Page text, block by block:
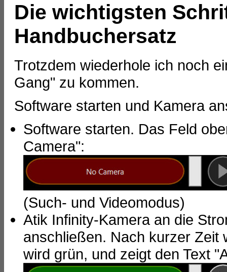
Die wichtigsten
Handbuchersatz
Trotzdem wiederhole ich noch
Gang" zu kommen.
Software starten und Kamera
Software starten. Das Feld
Camera":
(Such- und Videomodus)
Atik Infinity-Kamera an die
anschließen. Nach kurzer Zeit
wird grün, und zeigt den Text